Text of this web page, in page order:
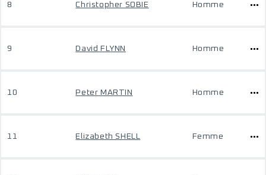
8 Christopher SOBIE Homme
9 David FLYNN Homme
10 Peter MARTIN Homme
11 Elizabeth SHELL Femme